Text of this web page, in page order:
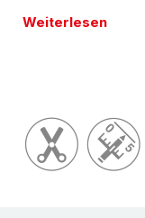
VerpackG. Die L-
hergestellt.
Weiterlesen